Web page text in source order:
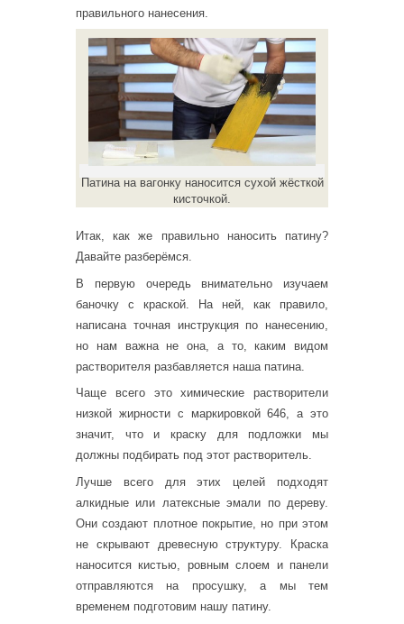
правильного нанесения.
Патина на вагонку наносится сухой жёсткой
кисточкой.
Итак, как же правильно наносить патину?
Давайте разберёмся.
В первую очередь внимательно изучаем
баночку с краской. На ней, как правило,
написана точная инструкция по нанесению,
но нам важна не она, а то, каким видом
растворителя разбавляется наша патина.
Чаще всего это химические растворители
низкой жирности с маркировкой 646, а это
значит, что и краску для подложки мы
должны подбирать под этот растворитель.
Лучше всего для этих целей подходят
алкидные или латексные эмали по дереву.
Они создают плотное покрытие, но при этом
не скрывают древесную структуру. Краска
наносится кистью, ровным слоем и панели
отправляются на просушку, а мы тем
временем подготовим нашу патину.